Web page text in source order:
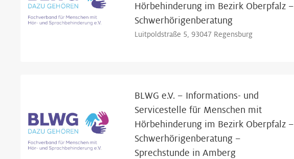
Hörbehinderung im Bezirk Oberpfalz –
Schwerhörigenberatung
Luitpoldstraße 5, 93047 Regensburg
BLWG e.V. – Informations- und
Servicestelle für Menschen mit
Hörbehinderung im Bezirk Oberpfalz –
Schwerhörigenberatung –
Sprechstunde in Amberg